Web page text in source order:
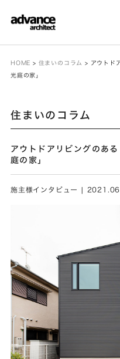
HOME > 住まいのコラム > アウトド
光庭の家」
住まいのコラム
アウトドアリビングのあ
庭の家」
施主様インタビュー |